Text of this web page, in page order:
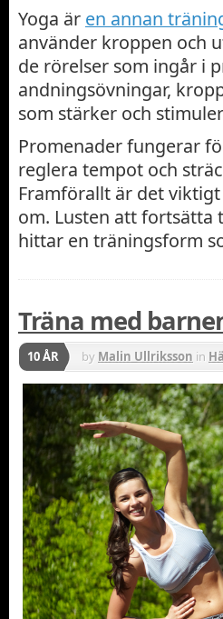
Yoga är en annan
använder kroppen och
de rörelser som ingår i
andningsövningar,
som stärker och
Promenader fungerar
reglera tempot och
Framförallt är det
om. Lusten att
hittar en träningsform
Träna med
10 ÅR by Malin Ullriksson in